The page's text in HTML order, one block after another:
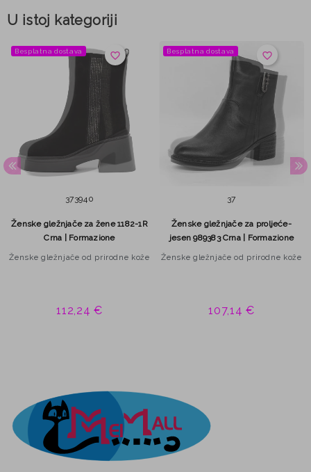
U istoj kategoriji
favorite_border
Besplatna dostava
373940
Ženske gležnjače za žene 1182-1R
Crna | Formazione
Ženske gležnjače od prirodne kože
112,24 €
favorite_border
Besplatna dostava
37
Ženske gležnjače za proljeće-
jesen 989383 Crna | Formazione
Ženske gležnjače od prirodne kože
107,14 €